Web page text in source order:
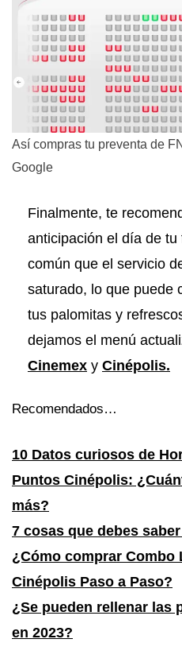
Así compras tu preventa de
Google
Finalmente, te
anticipación el día de
común que el servicio
saturado, lo que puede
tus palomitas y
dejamos el menú
Cinemex y Cinépolis.
Recomendados…
10 Datos curiosos de
Puntos Cinépolis:
más?
7 cosas que debes
¿Cómo comprar Combo
Cinépolis Paso a Paso?
¿Se pueden rellenar las
en 2023?